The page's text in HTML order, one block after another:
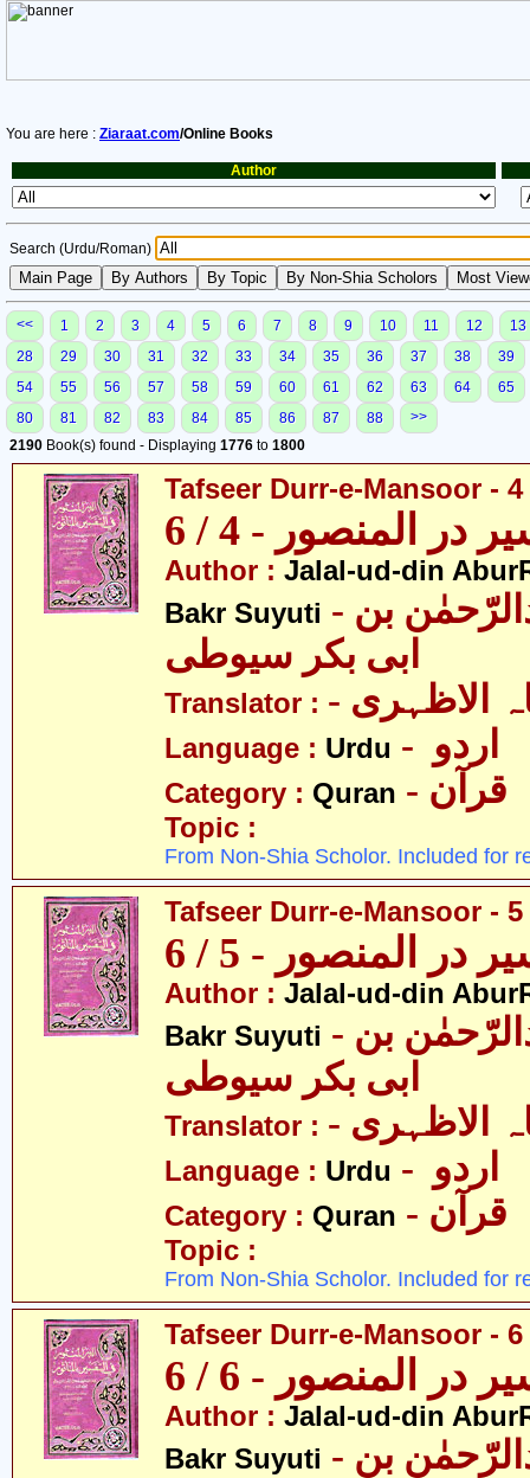
You are here : Ziaraat.com/Online Books
Author
Search (Urdu/Roman)
<< 1 2 3 4 5 6 7 8 9 10 11 12
13
28
29 30 31 32 33 34 35 36 37 38
39
54
55 56 57 58 59 60 61 62 63 64
65
80
81 82 83 84 85 86 87 88
>>
2190 Book(s) found - Displaying 1776 to 1800
Tafseer Durr-e-Mansoor -
در المنصور - 4 / 6
Author : Jalal-ud-din
Bakr Suyuti - جلال الدین عبدالرّحمٰن بن
ابی بکر سیوطی
Translator : الاظہری
Language : Urdu
Category : Quran - قرآن
Topic :
From Non-Shia Scholor. Included for
Tafseer Durr-e-Mansoor -
در المنصور - 5 / 6
Author : Jalal-ud-din
Bakr Suyuti - جلال الدین عبدالرّحمٰن بن
ابی بکر سیوطی
Translator : الاظہری
Language : Urdu
Category : Quran - قرآن
Topic :
From Non-Shia Scholor. Included for
Tafseer Durr-e-Mansoor -
در المنصور - 6 / 6
Author : Jalal-ud-din
Bakr Suyuti - جلال الدین عبدالرّحمٰن بن